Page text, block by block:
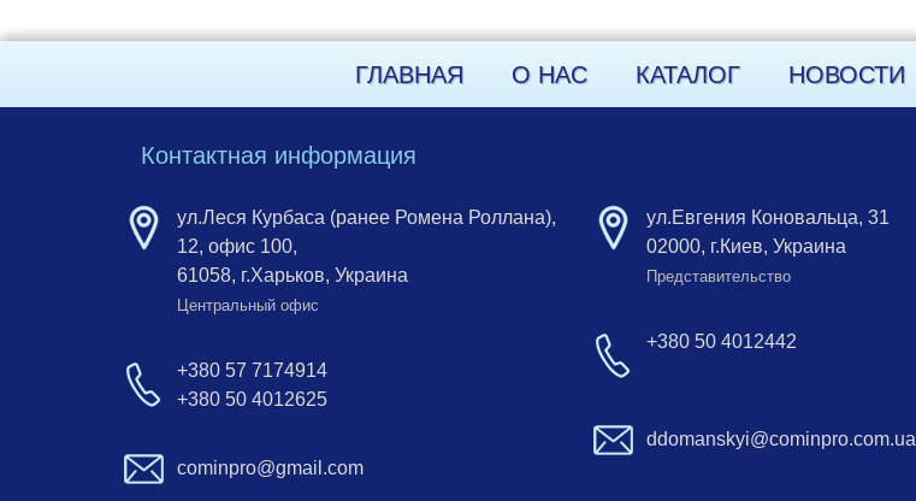
ГЛАВНАЯ О НАС КАТАЛОГ НОВОСТИ
Контактная информация
ул.Леся Курбаса (ранее Ромена Роллана),
12, офис 100,
61058, г.Харьков, Украина
Центральный офис
+380 57 7174914
+380 50 4012625
cominpro@gmail.com
ул.Евгения Коновальца, 31
02000, г.Киев, Украина
Представительство
+380 50 4012442
ddomanskyi@cominpro.com.ua